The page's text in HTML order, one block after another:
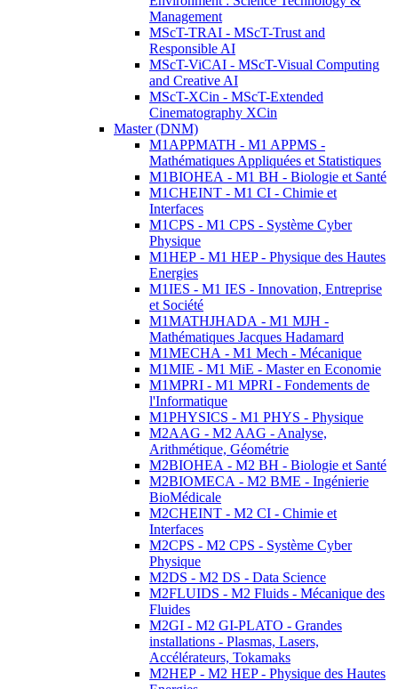
Management
MScT-TRAI - MScT-Trust and
Responsible AI
MScT-ViCAI - MScT-Visual Computing
and Creative AI
MScT-XCin - MScT-Extended
Cinematography XCin
Master (DNM)
M1APPMATH - M1 APPMS -
Mathématiques Appliquées et Statistiques
M1BIOHEA - M1 BH - Biologie et Santé
M1CHEINT - M1 CI - Chimie et
Interfaces
M1CPS - M1 CPS - Système Cyber
Physique
M1HEP - M1 HEP - Physique des Hautes
Energies
M1IES - M1 IES - Innovation, Entreprise
et Société
M1MATHJHADA - M1 MJH -
Mathématiques Jacques Hadamard
M1MECHA - M1 Mech - Mécanique
M1MIE - M1 MiE - Master en Economie
M1MPRI - M1 MPRI - Fondements de
l'Informatique
M1PHYSICS - M1 PHYS - Physique
M2AAG - M2 AAG - Analyse,
Arithmétique, Géométrie
M2BIOHEA - M2 BH - Biologie et Santé
M2BIOMECA - M2 BME - Ingénierie
BioMédicale
M2CHEINT - M2 CI - Chimie et
Interfaces
M2CPS - M2 CPS - Système Cyber
Physique
M2DS - M2 DS - Data Science
M2FLUIDS - M2 Fluids - Mécanique des
Fluides
M2GI - M2 GI-PLATO - Grandes
installations - Plasmas, Lasers,
Accélérateurs, Tokamaks
M2HEP - M2 HEP - Physique des Hautes